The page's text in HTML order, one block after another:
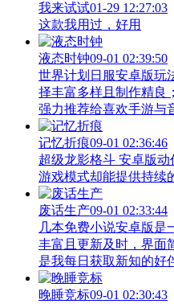
我来试试01-29 12:27:03
这款我用过，好用
液态时钟09-01 02:39:50
世界计划日服安卓版玩
择丰富多样且制作精良
强力推荐给喜欢手游与
记忆折痕09-01 02:36:46
超级龙影格斗 安卓版
游戏模式却能提供持续
废话生产09-01 02:33:44
几本免费小说安卓版是
丰富且更新及时，界面
是我每日获取新知的好
晚睡竞标09-01 02:30:43